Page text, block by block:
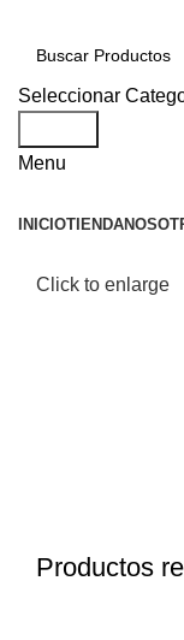
Seleccionar
Menu
INICIOTIENDA
Click to enlarge
Productos